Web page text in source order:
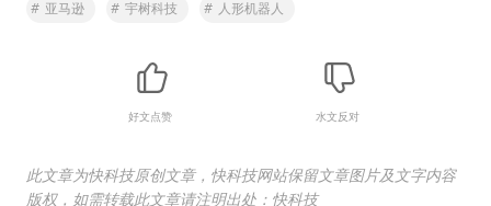
# 亚马逊 # 宇树科技 # 人形机器人
好文点赞 水文反对
此文章为快科技原创文章，快科技网站保留文章图片及文字内容
版权，如需转载此文章请注明出处：快科技